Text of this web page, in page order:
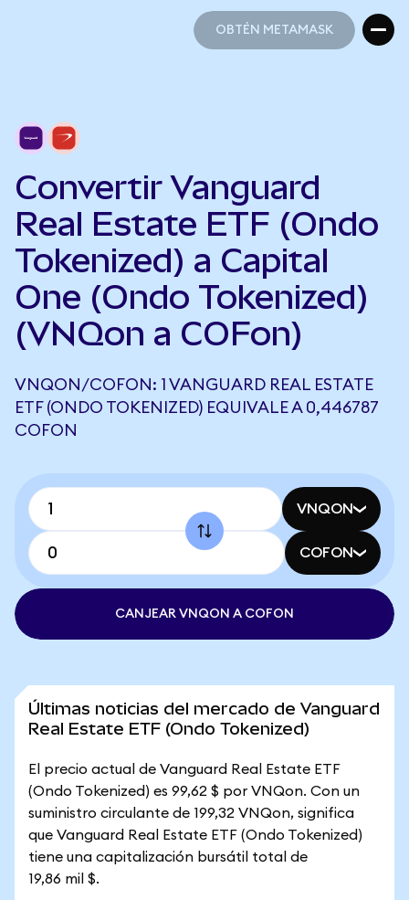
OBTÉN METAMASK
Convertir Vanguard
Real Estate ETF (Ondo
Tokenized) a Capital
One (Ondo Tokenized)
(VNQon a COFon)
VNQON/COFON: 1 VANGUARD REAL ESTATE
ETF (ONDO TOKENIZED) EQUIVALE A 0,446787
COFON
VNQON
COFON
CANJEAR VNQON A COFON
Últimas noticias del mercado de Vanguard
Real Estate ETF (Ondo Tokenized)
El precio actual de Vanguard Real Estate ETF
(Ondo Tokenized) es 99,62 $ por VNQon. Con un
suministro circulante de 199,32 VNQon, significa
que Vanguard Real Estate ETF (Ondo Tokenized)
tiene una capitalización bursátil total de
19,86 mil $.